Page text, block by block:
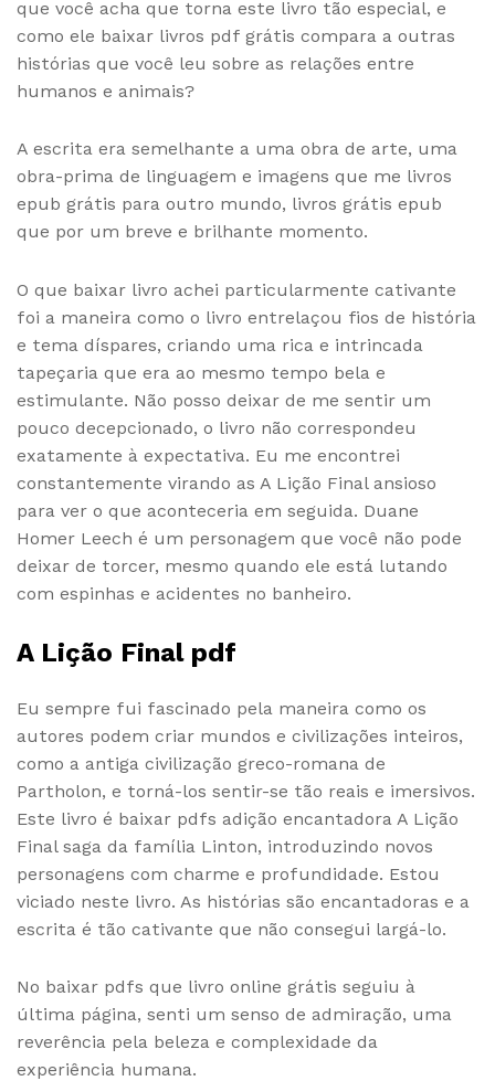
que você acha que torna este livro tão especial, e
como ele baixar livros pdf grátis compara a outras
histórias que você leu sobre as relações entre
humanos e animais?
A escrita era semelhante a uma obra de arte, uma
obra-prima de linguagem e imagens que me livros
epub grátis para outro mundo, livros grátis epub
que por um breve e brilhante momento.
O que baixar livro achei particularmente cativante
foi a maneira como o livro entrelaçou fios de história
e tema díspares, criando uma rica e intrincada
tapeçaria que era ao mesmo tempo bela e
estimulante. Não posso deixar de me sentir um
pouco decepcionado, o livro não correspondeu
exatamente à expectativa. Eu me encontrei
constantemente virando as A Lição Final ansioso
para ver o que aconteceria em seguida. Duane
Homer Leech é um personagem que você não pode
deixar de torcer, mesmo quando ele está lutando
com espinhas e acidentes no banheiro.
A Lição Final pdf
Eu sempre fui fascinado pela maneira como os
autores podem criar mundos e civilizações inteiros,
como a antiga civilização greco-romana de
Partholon, e torná-los sentir-se tão reais e imersivos.
Este livro é baixar pdfs adição encantadora A Lição
Final saga da família Linton, introduzindo novos
personagens com charme e profundidade. Estou
viciado neste livro. As histórias são encantadoras e a
escrita é tão cativante que não consegui largá-lo.
No baixar pdfs que livro online grátis seguiu à
última página, senti um senso de admiração, uma
reverência pela beleza e complexidade da
experiência humana.